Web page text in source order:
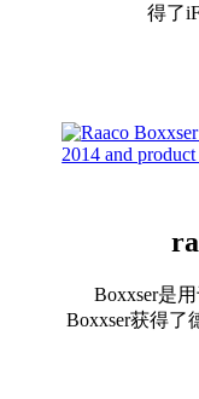
得了
Boxxser是
Boxxser获得了